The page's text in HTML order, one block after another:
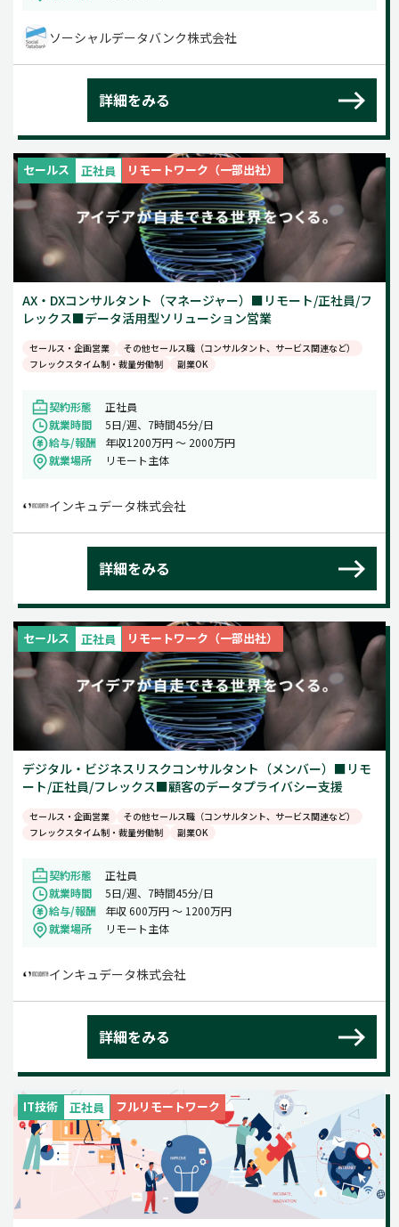
ソーシャルデータバンク株式会社
詳細をみる
セールス 正社員 リモートワーク（一部出社）
AX・DXコンサルタント（マネージャー）■リモート/正社員/フ
レックス■データ活用型ソリューション営業
セールス・企画営業
その他セールス職（コンサルタント、サービス関連など）
フレックスタイム制・裁量労働制
副業OK
契約形態
正社員
就業時間
5日/週、7時間45分/日
給与/報酬
年収1200万円 〜 2000万円
就業場所
リモート主体
インキュデータ株式会社
詳細をみる
セールス 正社員 リモートワーク（一部出社）
デジタル・ビジネスリスクコンサルタント（メンバー）■リモ
ート/正社員/フレックス■顧客のデータプライバシー支援
セールス・企画営業
その他セールス職（コンサルタント、サービス関連など）
フレックスタイム制・裁量労働制
副業OK
契約形態
正社員
就業時間
5日/週、7時間45分/日
給与/報酬
年収 600万円 〜 1200万円
就業場所
リモート主体
インキュデータ株式会社
詳細をみる
IT技術 正社員 フルリモートワーク